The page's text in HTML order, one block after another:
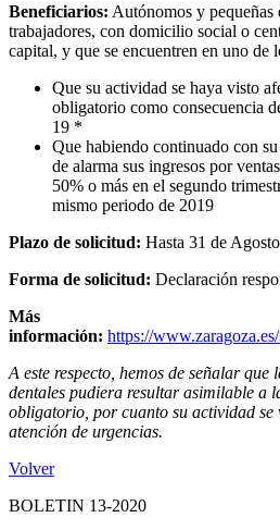
Beneficiarios: Autónomos y pequeñas
trabajadores, con domicilio social o
capital, y que se encuentren en uno de
Que su actividad se haya visto
obligatorio como consecuencia
19 *
Que habiendo continuado con
de alarma sus ingresos por
50% o más en el segundo
mismo periodo de 2019
Plazo de solicitud: Hasta 31 de
Forma de solicitud: Declaración
Más
información: https://
A este respecto, hemos de señalar
dentales pudiera resultar asimilable a
obligatorio, por cuanto su actividad
atención de urgencias.
Volver
BOLETIN 13-2020